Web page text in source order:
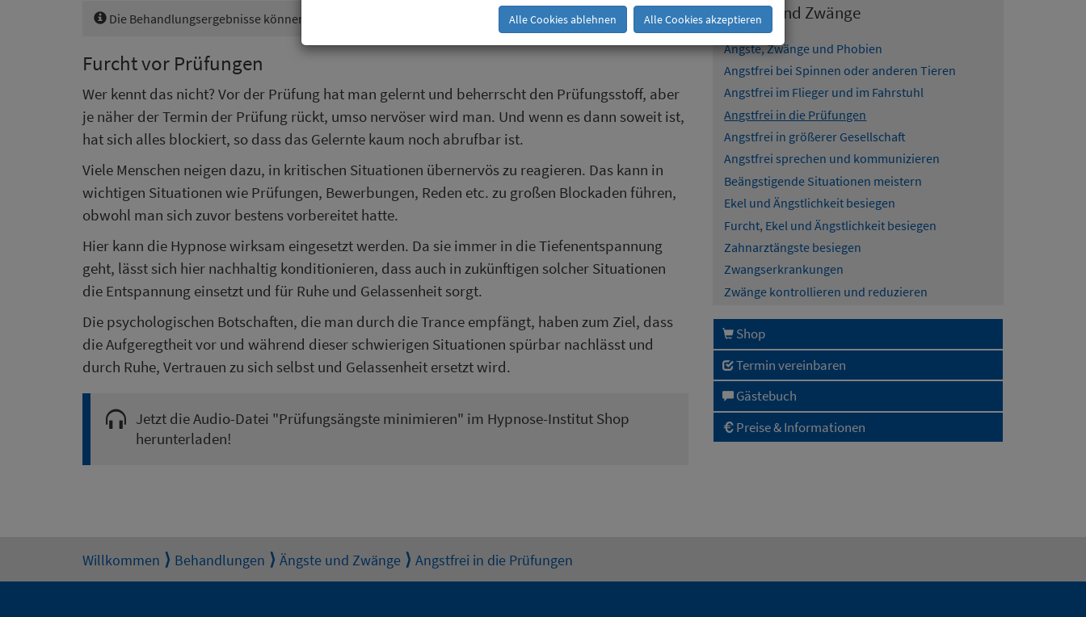
Die Behandlungsergebnisse können von Mensch zu Mensch unterschiedlich sein.
Furcht vor Prüfungen
Wer kennt das nicht? Vor der Prüfung hat man gelernt und beherrscht den Prüfungsstoff, aber
je näher der Termin der Prüfung rückt, umso nervöser wird man. Und wenn es dann soweit ist,
hat sich alles blockiert, so dass das Gelernte kaum noch abrufbar ist.
Viele Menschen neigen dazu, in kritischen Situationen übernervös zu reagieren. Das kann in
wichtigen Situationen wie Prüfungen, Bewerbungen, Reden etc. zu großen Blockaden führen,
obwohl man sich zuvor bestens vorbereitet hatte.
Hier kann die Hypnose wirksam eingesetzt werden. Da sie immer in die Tiefenentspannung
geht, lässt sich hier nachhaltig konditionieren, dass auch in zukünftigen solcher Situationen
die Entspannung einsetzt und für Ruhe und Gelassenheit sorgt.
Die psychologischen Botschaften, die man durch die Trance empfängt, haben zum Ziel, dass
die Aufgeregtheit vor und während dieser schwierigen Situationen spürbar nachlässt und
durch Ruhe, Vertrauen zu sich selbst und Gelassenheit ersetzt wird.
Jetzt die Audio-Datei "Prüfungsängste minimieren" im Hypnose-Institut Shop
herunterladen!
Ängste und Zwänge
Ängste, Zwänge und Phobien
Angstfrei bei Spinnen oder anderen Tieren
Angstfrei im Flieger und im Fahrstuhl
Angstfrei in die Prüfungen
Angstfrei in größerer Gesellschaft
Angstfrei sprechen und kommunizieren
Beängstigende Situationen meistern
Ekel und Ängstlichkeit besiegen
Furcht, Ekel und Ängstlichkeit besiegen
Zahnarztängste besiegen
Zwangserkrankungen
Zwänge kontrollieren und reduzieren
Shop
Termin vereinbaren
Gästebuch
Preise & Informationen
Willkommen Behandlungen Ängste und Zwänge Angstfrei in die Prüfungen
Alle Cookies ablehnen Alle Cookies akzeptieren